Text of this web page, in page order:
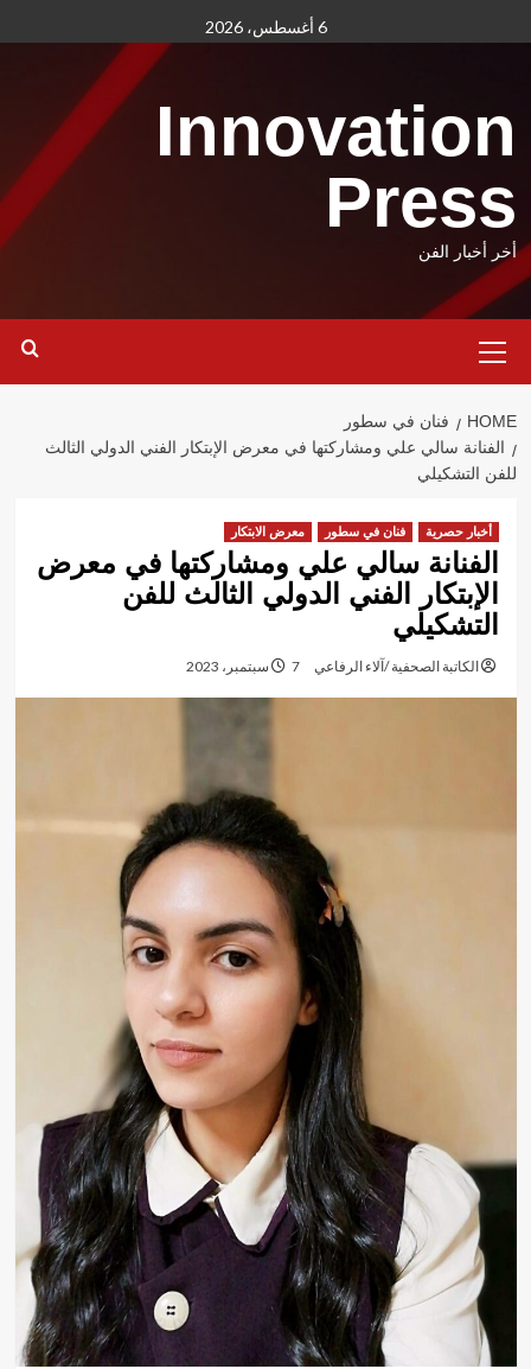
to
6 أغسطس، 2026
Innovation
Press
أخر أخبار الفن
Menu
HOME
فنان في سطور
الفنانة سالي علي ومشاركتها في معرض الإبتكار الفني الدولي الثالث
للفن التشكيلي
أخبار حصرية فنان في سطور معرض الابتكار
الفنانة سالي علي ومشاركتها في معرض
الإبتكار الفني الدولي الثالث للفن
التشكيلي
الكاتبة الصحفية /آلاء الرفاعي 7 سبتمبر، 2023